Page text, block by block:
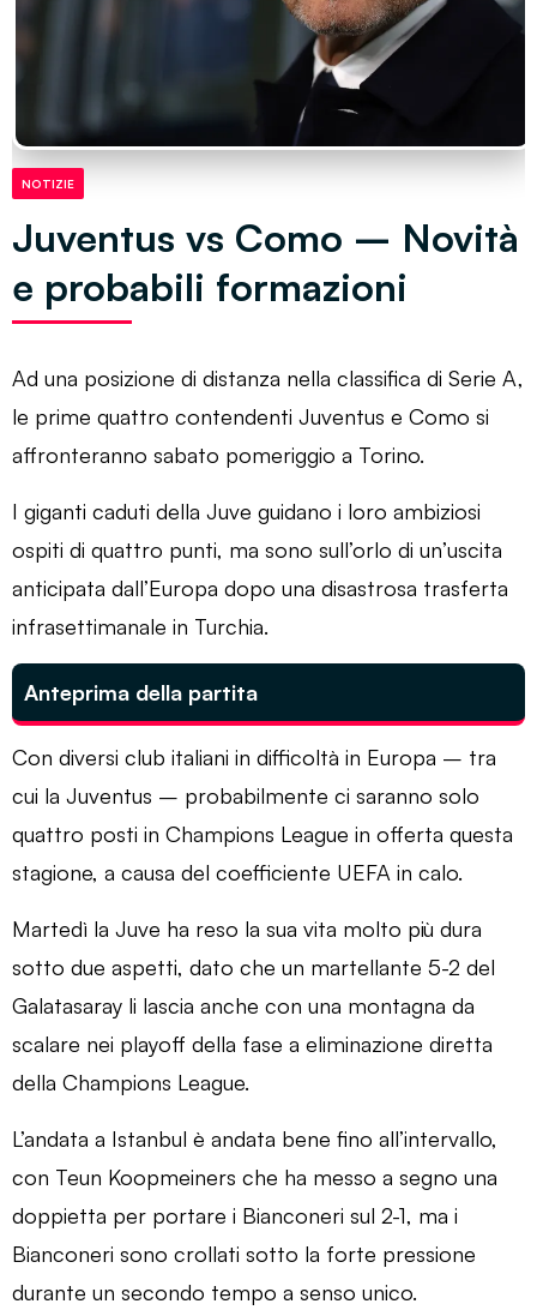
NOTIZIE
Juventus vs Como – Novità
e probabili formazioni
Ad una posizione di distanza nella classifica di Serie A,
le prime quattro contendenti Juventus e Como si
affronteranno sabato pomeriggio a Torino.
I giganti caduti della Juve guidano i loro ambiziosi
ospiti di quattro punti, ma sono sull’orlo di un’uscita
anticipata dall’Europa dopo una disastrosa trasferta
infrasettimanale in Turchia.
Anteprima della partita
Con diversi club italiani in difficoltà in Europa – tra
cui la Juventus – probabilmente ci saranno solo
quattro posti in Champions League in offerta questa
stagione, a causa del coefficiente UEFA in calo.
Martedì la Juve ha reso la sua vita molto più dura
sotto due aspetti, dato che un martellante 5-2 del
Galatasaray li lascia anche con una montagna da
scalare nei playoff della fase a eliminazione diretta
della Champions League.
L’andata a Istanbul è andata bene fino all’intervallo,
con Teun Koopmeiners che ha messo a segno una
doppietta per portare i Bianconeri sul 2-1, ma i
Bianconeri sono crollati sotto la forte pressione
durante un secondo tempo a senso unico.